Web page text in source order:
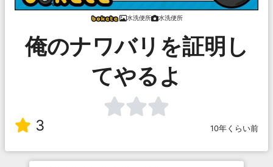
水洗便所 水洗便所
俺のナワバリを証明し
てやるよ
3 10年くらい前